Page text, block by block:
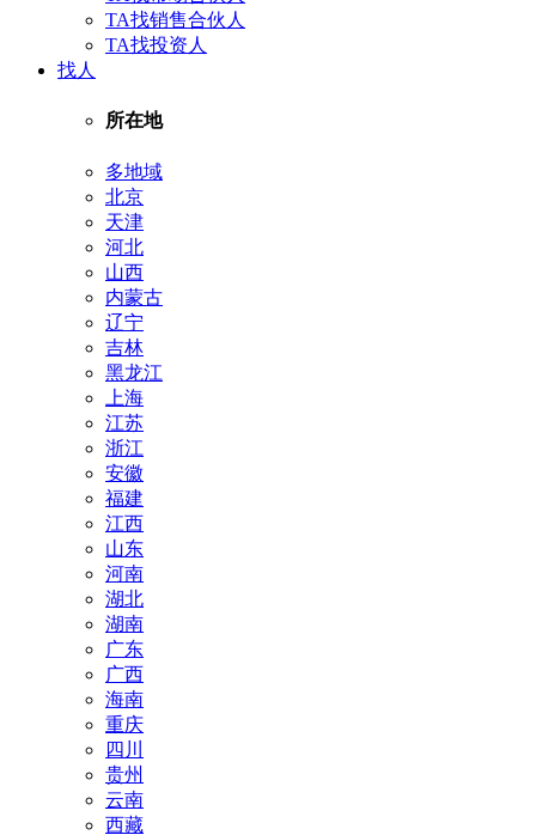
TA找销售合伙人
TA找投资人
找人
所在地
多地域
北京
天津
河北
山西
内蒙古
辽宁
吉林
黑龙江
上海
江苏
浙江
安徽
福建
江西
山东
河南
湖北
湖南
广东
广西
海南
重庆
四川
贵州
云南
西藏